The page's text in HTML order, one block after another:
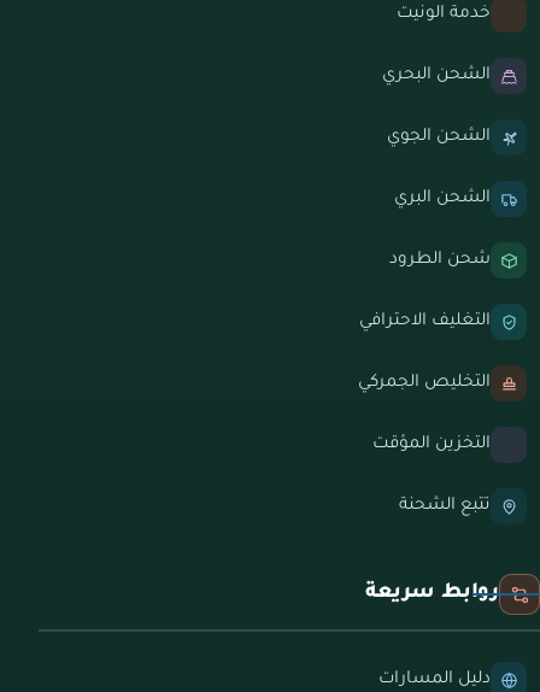
خدمة الونيت
الشحن البحري
الشحن الجوي
الشحن البري
شحن الطرود
التغليف الاحترافي
التخليص الجمركي
التخزين المؤقت
تتبع الشحنة
روابط سريعة
دليل المسارات